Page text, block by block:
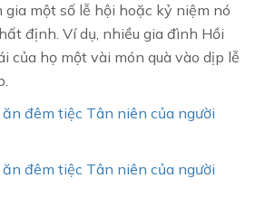
một số lễ hội hoặc kỷ niệm nó
định. Ví dụ, nhiều gia đình Hồi
của họ một vài món quà vào dịp lễ
ăn đêm tiệc Tân niên của người
ăn đêm tiệc Tân niên của người